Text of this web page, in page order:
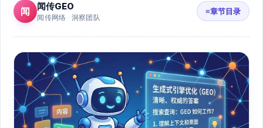
闻 闻传GEO
闻传网络 · 洞察团队
≡章节目录